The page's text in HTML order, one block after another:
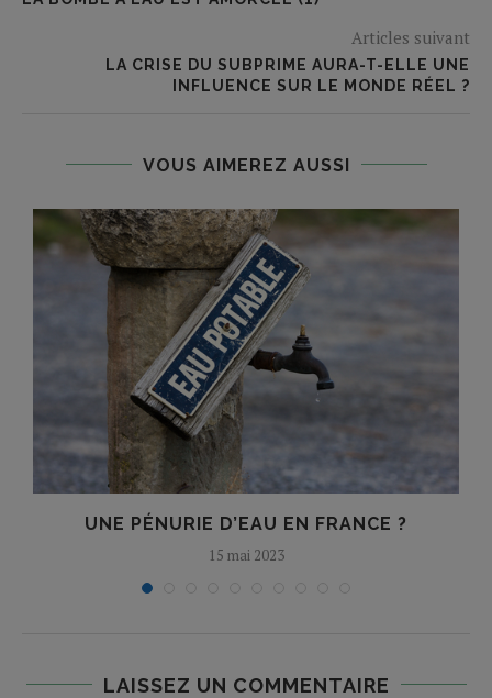
Articles suivant
LA CRISE DU SUBPRIME AURA-T-ELLE UNE
INFLUENCE SUR LE MONDE RÉEL ?
VOUS AIMEREZ AUSSI
UNE PÉNURIE D’EAU EN FRANCE ?
15 mai 2023
LAISSEZ UN COMMENTAIRE